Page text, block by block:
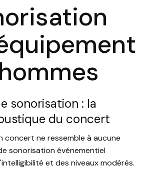
sonorisation : la
du concert
concert ne ressemble à aucune
sonorisation événementiel
et des niveaux modérés.